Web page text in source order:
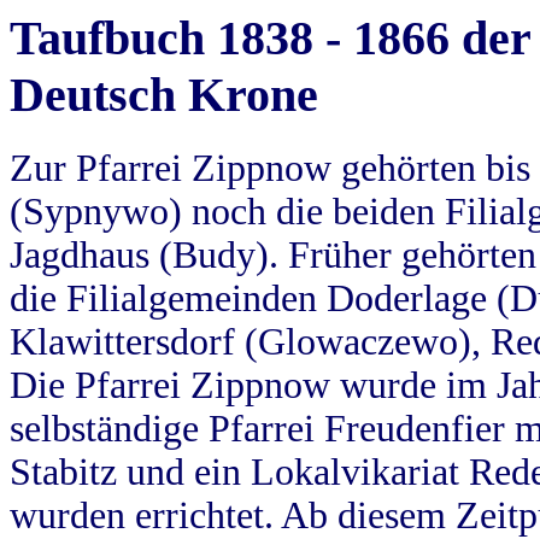
Taufbuch 1838 - 1866
Deutsch Krone
Zur Pfarrei Zippnow gehörten
(Sypnywo) noch die beiden
Jagdhaus (Budy). Früher
die Filialgemeinden Doderlage
Klawittersdorf (Glowaczewo),
Die Pfarrei Zippnow wurde im
selbständige Pfarrei Freudenfier
Stabitz und ein Lokalvikariat
wurden errichtet. Ab diesem